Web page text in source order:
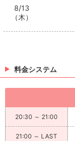
8/13
（木）
料金システム
20:30 ～ 21:00
21:00 ～ LAST